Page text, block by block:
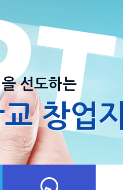
선도하는
창업